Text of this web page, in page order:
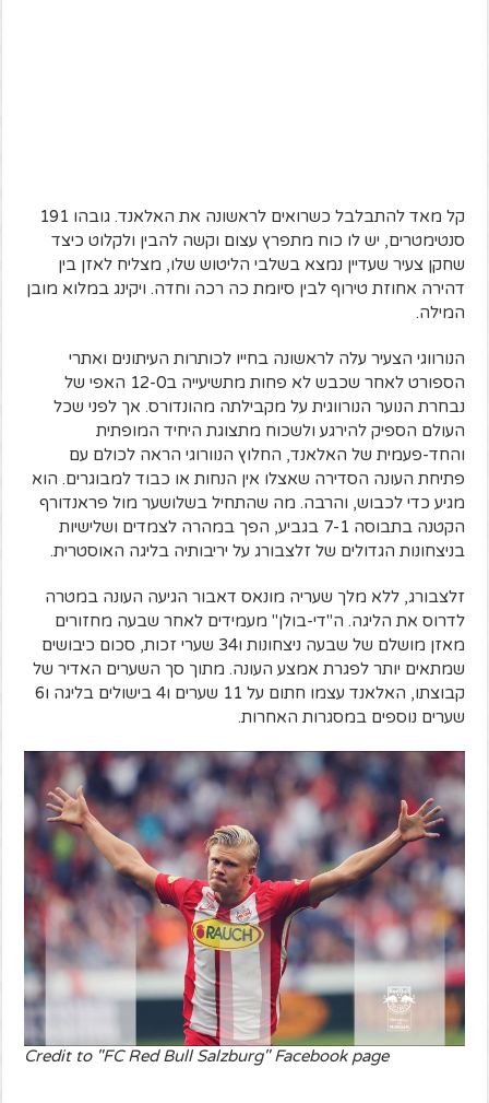
קל מאד להתבלבל כשרואים לראשונה את האלאנד. גובהו 191
סנטימטרים, יש לו כוח מתפרץ עצום וקשה להבין ולקלוט כיצד
שחקן צעיר שעדיין נמצא בשלבי הליטוש שלו, מצליח לאזן בין
דהירה אחוזת טירוף לבין סיומת כה רכה וחדה. ויקינג במלוא מובן
המילה.
הנורווגי הצעיר עלה לראשונה בחייו לכותרות העיתונים ואתרי
הספורט לאחר שכבש לא פחות מתשיעייה ב12-0 האפי של
נבחרת הנוער הנורווגית על מקבילתה מהונדורס. אך לפני שכל
העולם הספיק להירגע ולשכוח מתצוגת היחיד המופתית
והחד-פעמית של האלאנד, החלוץ הנוורוגי הראה לכולם עם
פתיחת העונה הסדירה שאצלו אין הנחות או כבוד למבוגרים. הוא
מגיע כדי לכבוש, והרבה. מה שהתחיל בשלושער מול פראנדורף
הקטנה בתבוסה 7-1 בגביע, הפך במהרה לצמדים ושלישיות
בניצחונות הגדולים של זלצבורג על יריבותיה בליגה האוסטרית.
זלצבורג, ללא מלך שעריה מונאס דאבור הגיעה העונה במטרה
לדרוס את הליגה. ה"די-בולן" מעמידים לאחר שבעה מחזורים
מאזן מושלם של שבעה ניצחונות ו34 שערי זכות, סכום כיבושים
שמתאים יותר לפגרת אמצע העונה. מתוך סך השערים האדיר של
קבוצתו, האלאנד עצמו חתום על 11 שערים ו4 בישולים בליגה ו6
שערים נוספים במסגרות האחרות.
Credit to "FC Red Bull Salzburg" Facebook page